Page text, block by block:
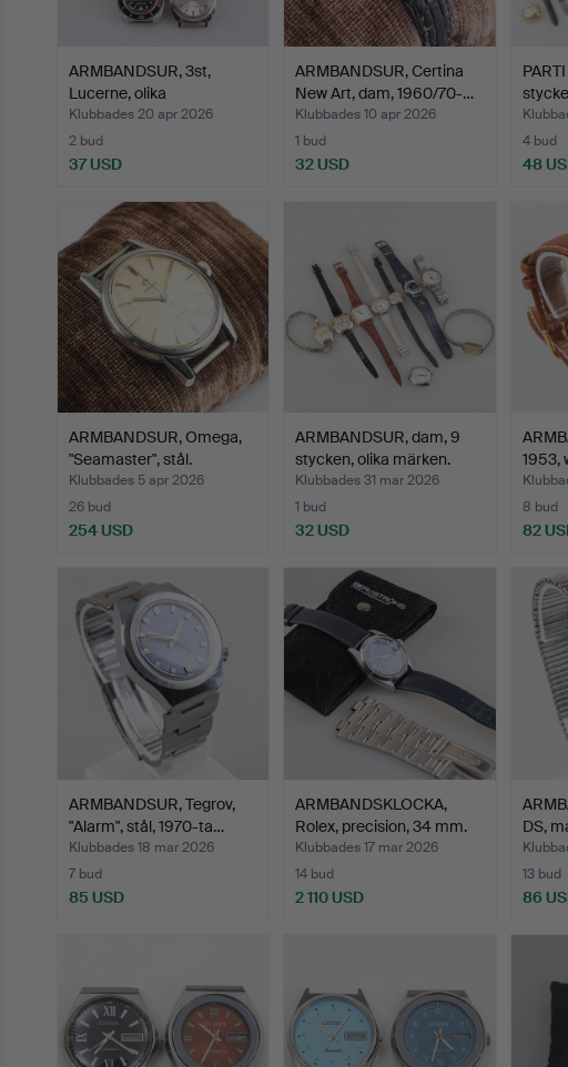
ARMBANDSUR, 3st,
Lucerne, olika
utformning…
Klubbades 20 apr 2026
2 bud
37 USD
ARMBANDSUR, Certina
New Art, dam, 1960/70-…
Klubbades 10 apr 2026
1 bud
32 USD
4 bud
48
ARMBANDSUR, Omega,
"Seamaster", stål.
Klubbades 5 apr 2026
26 bud
254 USD
ARMBANDSUR, dam, 9
stycken, olika märken.
Klubbades 31 mar 2026
1 bud
32 USD
1953,
8 bud
82
ARMBANDSUR, Tegrov,
"Alarm", stål, 1970-ta…
Klubbades 18 mar 2026
7 bud
85 USD
ARMBANDSKLOCKA,
Rolex, precision, 34 mm.
Klubbades 17 mar 2026
14 bud
2 110 USD
DS,
13 bud
86